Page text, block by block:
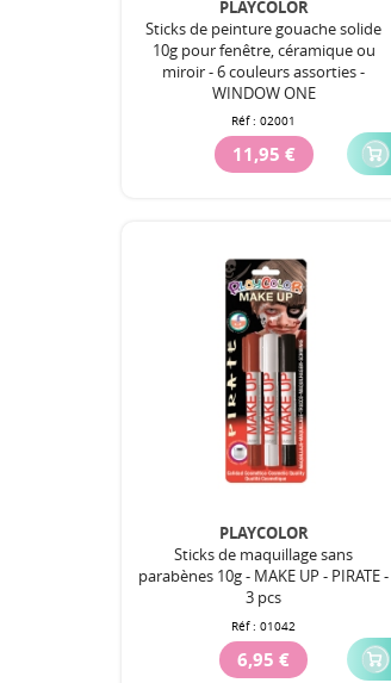
PLAYCOLOR
Sticks de peinture gouache solide
10g pour fenêtre, céramique ou
miroir - 6 couleurs assorties -
WINDOW ONE
Réf :02001
11,95 €
PLAYCOLOR
Sticks de maquillage sans
parabènes 10g - MAKE UP - PIRATE -
3 pcs
Réf :01042
6,95 €